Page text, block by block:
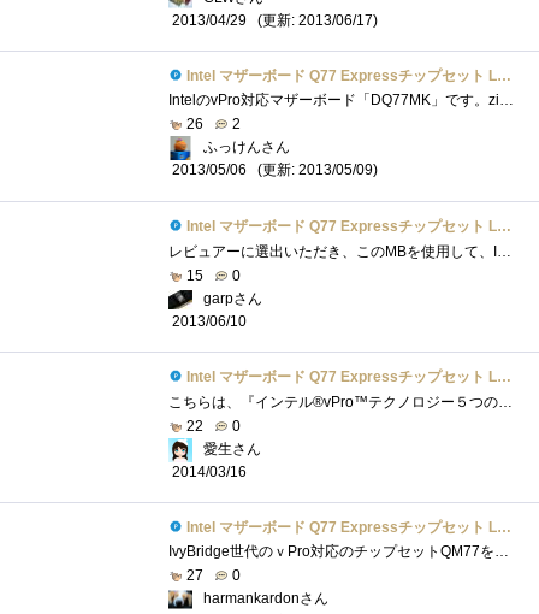
2013/04/29
(更新: 2013/06/17)
Intel マザーボード Q77 Expressチップセット LGA1155 BOXDQ77MK 【Micro-ATX】
IntelのvPro対応マザーボード「DQ77MK」です。zigsowのvProプレミアムレビューのレビュー品の一つです(；=ﾟωﾟ)=３３３【メーカー/型番】intel/DQ77MK【チ...
26
2
ふっけんさん
2013/05/06
(更新: 2013/05/09)
Intel マザーボード Q77 Expressチップセット LGA1155 BOXDQ77MK 【Micro-ATX】
レビュアーに選出いただき、このMBを使用して、Intelさんがこっそり(？)と仕込んだ数々の便利な機能についてレビューをさせていただきました。�...
15
0
garpさん
2013/06/10
Intel マザーボード Q77 Expressチップセット LGA1155 BOXDQ77MK 【Micro-ATX】
こちらは、『インテル®vPro™テクノロジー５つの謎』で頂いたIntelBOXDQ77MKです。 LGA1155ソケット用のマザーボードで、私のメインPCのマザーボード�...
22
0
愛生さん
2014/03/16
Intel マザーボード Q77 Expressチップセット LGA1155 BOXDQ77MK 【Micro-ATX】
IvyBridge世代のｖPro対応のチップセットQM77を搭載したMicroATXフォームファクターのマザーボードです．対応するCPUは，LGA1155で，TDPは９５Wとされてお...
27
0
harmankardonさん